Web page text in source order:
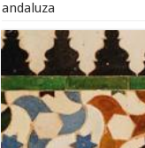
andaluza